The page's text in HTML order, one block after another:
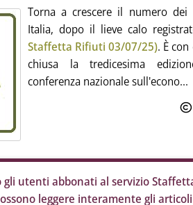
Torna a crescere il numero dei
Italia, dopo il lieve calo
Staffetta Rifiuti 03/07/25). È
chiusa la tredicesima
conferenza nazionale sull'econo...
gli utenti abbonati al servizio
leggere interamente gli